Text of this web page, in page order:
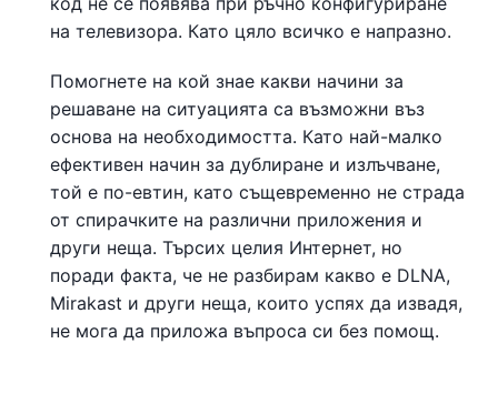
на телевизора. Като цяло всичко е напразно.
Помогнете на кой знае какви начини за
решаване на ситуацията са възможни въз
основа на необходимостта. Като най-малко
ефективен начин за дублиране и излъчване,
той е по-евтин, като същевременно не страда
от спирачките на различни приложения и
други неща. Търсих целия Интернет, но
поради факта, че не разбирам какво е DLNA,
Mirakast и други неща, които успях да извадя,
не мога да приложа въпроса си без помощ.